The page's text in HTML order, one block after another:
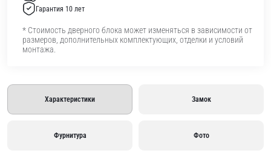
Гарантия 10 лет
* Стоимость дверного блока может изменяться в зависимости от
размеров, дополнительных комплектующих, отделки и условий
монтажа.
Характеристики Замок
Фурнитура Фото